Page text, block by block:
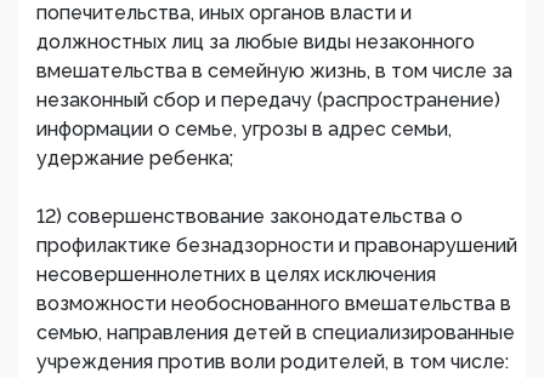
попечительства, иных органов власти и
должностных лиц за любые виды незаконного
вмешательства в семейную жизнь, в том числе за
незаконный сбор и передачу (распространение)
информации о семье, угрозы в адрес семьи,
удержание ребенка;
12) совершенствование законодательства о
профилактике безнадзорности и правонарушений
несовершеннолетних в целях исключения
возможности необоснованного вмешательства в
семью, направления детей в специализированные
учреждения против воли родителей, в том числе: